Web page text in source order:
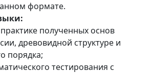
формате.
полученных основ
древовидной структуре и
порядка;
тестирования с